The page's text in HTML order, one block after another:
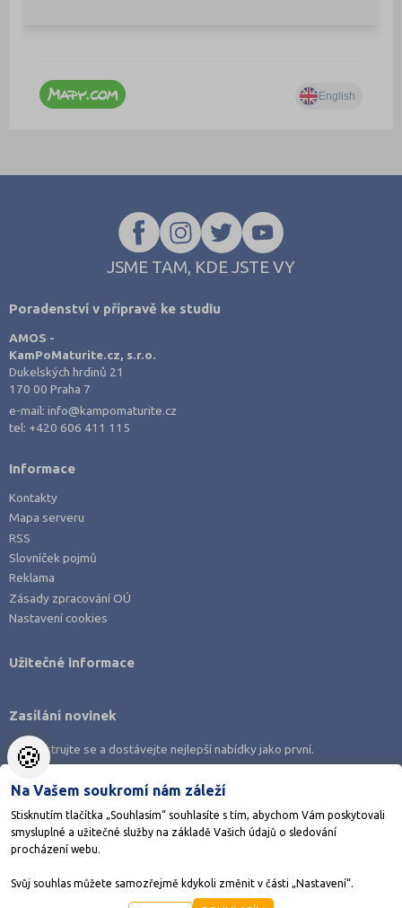
JSME TAM, KDE JSTE VY
Poradenství v přípravě ke studiu
AMOS -
KamPoMaturite.cz, s.r.o.
Dukelských hrdinů 21
170 00 Praha 7
e-mail:info@kampomaturite.cz
tel: +420 606 411 115
Informace
Kontakty
Mapa serveru
RSS
Slovníček pojmů
Reklama
Zásady zpracování OÚ
Nastavení cookies
Stáhněte si aplikaci Adresář škol
Užitečné informace
Zasílání novinek
Zaregistrujte se a dostávejte nejlepší nabídky jako první.
AMOS KamPoMaturite.cz, s.r.o., stránky vytvořilo
🍪
Na Vašem soukromí nám záleží
Stisknutím tlačítka „Souhlasím“ souhlasíte s tím, abychom Vám poskytovali
smysluplné a užitečné služby na základě Vašich údajů o sledování
procházení webu.
Svůj souhlas můžete samozřejmě kdykoli změnit v části „Nastavení“.